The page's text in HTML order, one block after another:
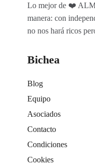
Lo mejor de ❤️
manera: con
no nos hará ricos
Bichea
Blog
Equipo
Asociados
Contacto
Condiciones
Cookies